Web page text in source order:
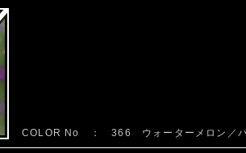
COLOR No ： 366 ウォーターメロン／パ